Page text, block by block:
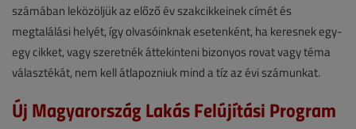
számában leközöljük az előző év szakcikkeinek címét és
megtalálási helyét, így olvasóinknak esetenként, ha keresnek egy-
egy cikket, vagy szeretnék áttekinteni bizonyos rovat vagy téma
választékát, nem kell átlapozniuk mind a tíz az évi számunkat.
Új Magyarország Lakás Felújítási Program